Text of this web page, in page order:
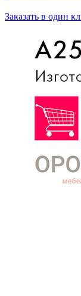
Заказать в один